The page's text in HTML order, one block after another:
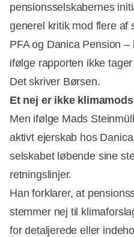
pensionsselskabernes
generel kritik mod flere af
PFA og Danica Pension
ifølge rapporten ikke
Det skriver Børsen.
Et nej er ikke
Men ifølge Mads
aktivt ejerskab hos
selskabet løbende sine
retningslinjer.
Han forklarer, at
stemmer nej til
for detaljerede eller